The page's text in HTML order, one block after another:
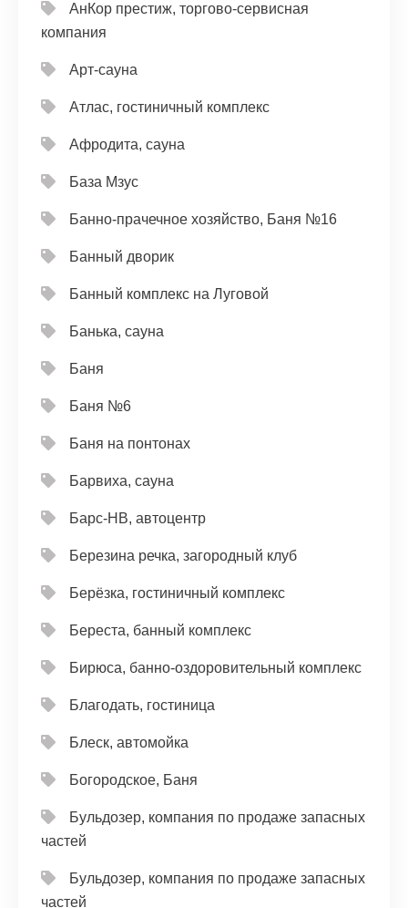
АнКор престиж, торгово-сервисная
компания
Арт-сауна
Атлас, гостиничный комплекс
Афродита, сауна
База Мзус
Банно-прачечное хозяйство, Баня №16
Банный дворик
Банный комплекс на Луговой
Банька, сауна
Баня
Баня №6
Баня на понтонах
Барвиха, сауна
Барс-НВ, автоцентр
Березина речка, загородный клуб
Берёзка, гостиничный комплекс
Береста, банный комплекс
Бирюса, банно-оздоровительный комплекс
Благодать, гостиница
Блеск, автомойка
Богородское, Баня
Бульдозер, компания по продаже запасных
частей
Бульдозер, компания по продаже запасных
частей